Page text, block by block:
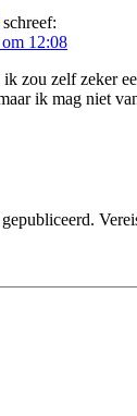
schreef:
12:08
zou zelf zeker
ik mag niet